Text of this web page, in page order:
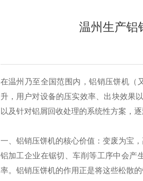
温州生产铝
在温州乃至全国范围内，铝销压饼机（
升，用户对设备的压实效率、出块效果
以及针对铝屑回收处理的系统性方案，
一、铝销压饼机的核心价值：变废为宝
铝加工企业在锯切、车削等工序中会产
率。铝销压饼机的作用正是将这些松散